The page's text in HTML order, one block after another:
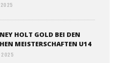
HOLT GOLD BEI DEN
MEISTERSCHAFTEN U14
2025